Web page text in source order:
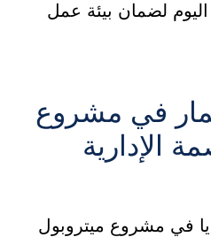
لضمان بيئة عمل
في مشروع
الإدارية
في مشروع ميتروبول